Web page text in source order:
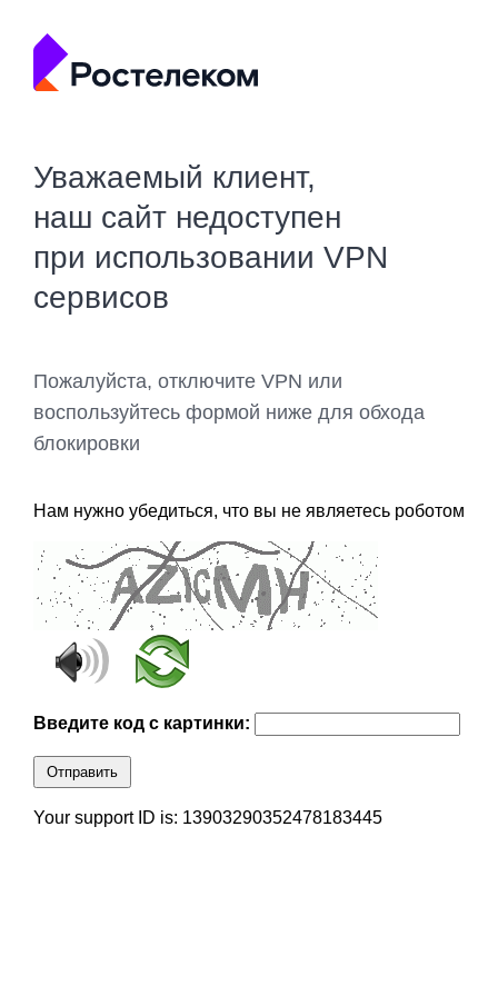
Уважаемый клиент,
наш сайт недоступен
при использовании VPN
сервисов
Пожалуйста, отключите VPN или
воспользуйтесь формой ниже для обхода
блокировки
Нам нужно убедиться, что вы не являетесь роботом
Введите код с картинки:
Отправить
Your support ID is: 13903290352478183445